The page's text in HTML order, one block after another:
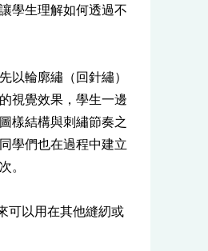
學生理解如何透過不
以輪廓繡（回針繡）
視覺效果，學生一邊
樣結構與刺繡節奏之
學們也在過程中建立
。
可以用在其他縫紉或